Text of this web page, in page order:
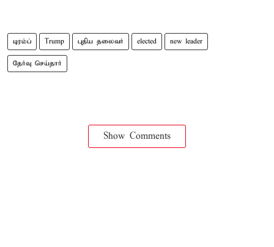
டிரம்ப் Trump புதிய தலைவர் elected new leader
தேர்வு செய்தார்
Show Comments